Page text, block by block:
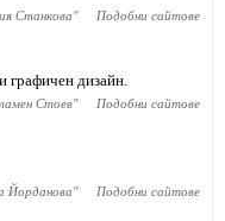
Станкова" Подобни сайтове
графичен дизайн.
Стоев" Подобни сайтове
Йорданова" Подобни сайтове